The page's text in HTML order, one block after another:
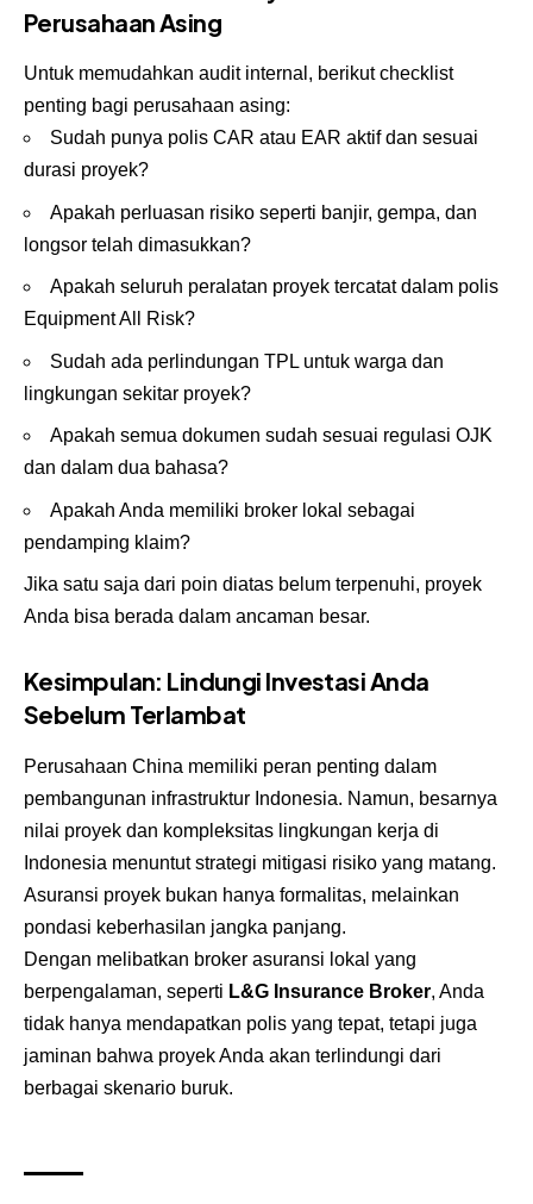
Perusahaan Asing
Untuk memudahkan audit internal, berikut checklist
penting bagi perusahaan asing:
Sudah punya polis CAR atau EAR aktif dan sesuai
durasi proyek?
Apakah perluasan risiko seperti banjir, gempa, dan
longsor telah dimasukkan?
Apakah seluruh peralatan proyek tercatat dalam polis
Equipment All Risk?
Sudah ada perlindungan TPL untuk warga dan
lingkungan sekitar proyek?
Apakah semua dokumen sudah sesuai regulasi OJK
dan dalam dua bahasa?
Apakah Anda memiliki broker lokal sebagai
pendamping klaim?
Jika satu saja dari poin diatas belum terpenuhi, proyek
Anda bisa berada dalam ancaman besar.
Kesimpulan: Lindungi Investasi Anda
Sebelum Terlambat
Perusahaan China memiliki peran penting dalam
pembangunan infrastruktur Indonesia. Namun, besarnya
nilai proyek dan kompleksitas lingkungan kerja di
Indonesia menuntut strategi mitigasi risiko yang matang.
Asuransi proyek bukan hanya formalitas, melainkan
pondasi keberhasilan jangka panjang.
Dengan melibatkan broker asuransi lokal yang
berpengalaman, seperti L&G Insurance Broker, Anda
tidak hanya mendapatkan polis yang tepat, tetapi juga
jaminan bahwa proyek Anda akan terlindungi dari
berbagai skenario buruk.